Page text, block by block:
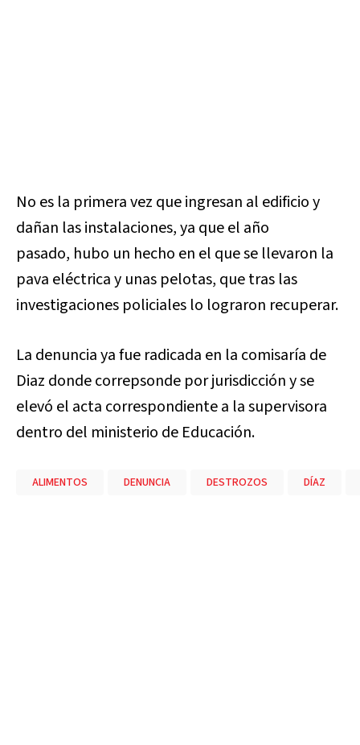
No es la primera vez que ingresan al edificio y
dañan las instalaciones, ya que el año
pasado, hubo un hecho en el que se llevaron la
pava eléctrica y unas pelotas, que tras las
investigaciones policiales lo lograron recuperar.
La denuncia ya fue radicada en la comisaría de
Diaz donde correpsonde por jurisdicción y se
elevó el acta correspondiente a la supervisora
dentro del ministerio de Educación.
ALIMENTOS DENUNCIA DESTROZOS DÍAZ